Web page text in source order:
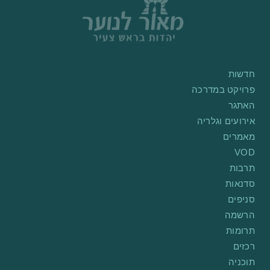
חדשות
פרויקט במדרכה
האתגר
אירועים וגלריה
מאמרים
VOD
תרבות
סדנאות
סניפים
הרשמה
תרומות
רכזים
תוכניה